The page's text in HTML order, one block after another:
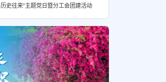
历史往来”主题党日暨分工会团建活动